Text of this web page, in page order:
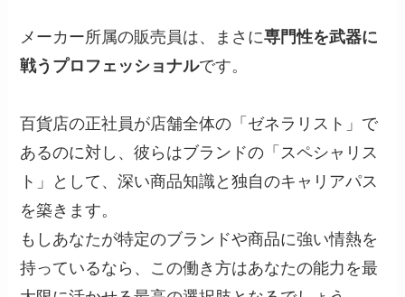
メーカー所属の販売員は、まさに専門性を武器に
戦うプロフェッショナルです。
百貨店の正社員が店舗全体の「ゼネラリスト」で
あるのに対し、彼らはブランドの「スペシャリス
ト」として、深い商品知識と独自のキャリアパス
を築きます。
もしあなたが特定のブランドや商品に強い情熱を
持っているなら、この働き方はあなたの能力を最